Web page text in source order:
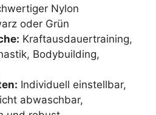
Nylon
oder Grün
Kraftausdauertraining,
Bodybuilding,
Individuell einstellbar,
abwaschbar,